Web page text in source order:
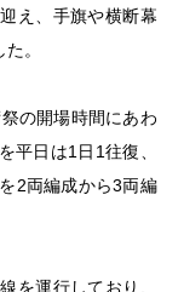
/吉備中央町/久米南町/美咲町
市/総社市/井原市/矢掛町
ログ
え、手旗や横断幕
。
の開場時間にあわ
平日は1日1往復、
2両編成から3両編
を運行しており、